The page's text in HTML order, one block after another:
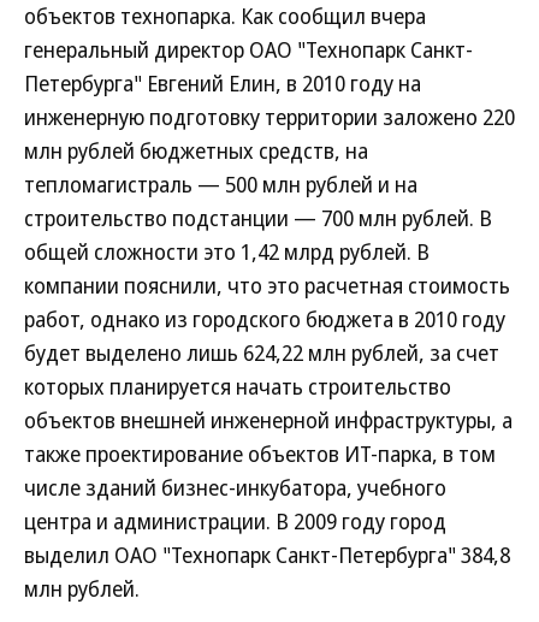
объектов технопарка. Как сообщил вчера
генеральный директор ОАО "Технопарк Санкт-
Петербурга" Евгений Елин, в 2010 году на
инженерную подготовку территории заложено 220
млн рублей бюджетных средств, на
тепломагистраль — 500 млн рублей и на
строительство подстанции — 700 млн рублей. В
общей сложности это 1,42 млрд рублей. В
компании пояснили, что это расчетная стоимость
работ, однако из городского бюджета в 2010 году
будет выделено лишь 624,22 млн рублей, за счет
которых планируется начать строительство
объектов внешней инженерной инфраструктуры, а
также проектирование объектов ИТ-парка, в том
числе зданий бизнес-инкубатора, учебного
центра и администрации. В 2009 году город
выделил ОАО "Технопарк Санкт-Петербурга" 384,8
млн рублей.